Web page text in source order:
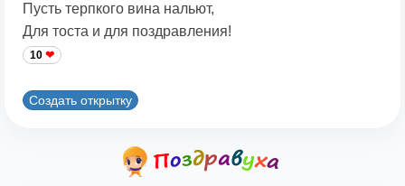
Пусть терпкого вина нальют,
Для тоста и для поздравления!
10
Создать открытку